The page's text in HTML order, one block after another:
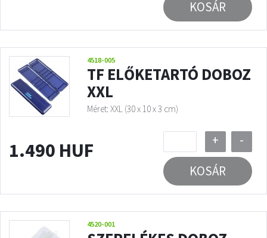
KOSÁR
4518-005
TF ELŐKETARTÓ DOBOZ
XXL
Méret: XXL (30 x 10 x 3 cm)
1.490 HUF +
-
KOSÁR
4520-001